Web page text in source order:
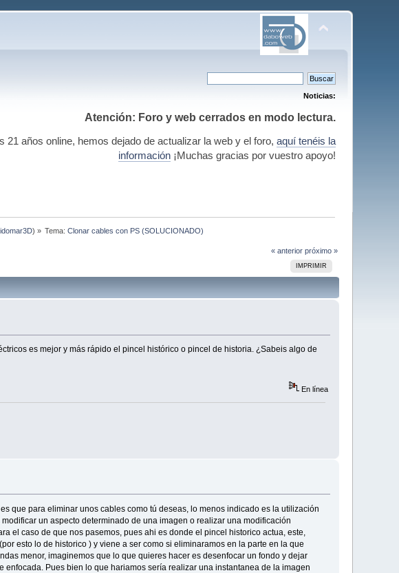
Noticias:
Atención: Foro y web cerrados en modo lectura.
21 años online, hemos dejado de actualizar la web y el foro, aquí tenéis la
información¡Muchas gracias por vuestro apoyo!
) » Tema:Clonar cables con PS (SOLUCIONADO)
« anterior próximo »
IMPRIMIR
es mejor y más rápido el pincel histórico o pincel de historia. ¿Sabeis algo de
En línea
que para eliminar unos cables como tú deseas, lo menos indicado es la utilización
un aspecto determinado de una imagen o realizar una modificación
el caso de que nos pasemos, pues ahi es donde el pincel historico actua, este,
esto lo de historico ) y viene a ser como si eliminaramos en la parte en la que
menor, imaginemos que lo que quieres hacer es desenfocar un fondo y dejar
Pues bien lo que hariamos sería realizar una instantanea de la imagen